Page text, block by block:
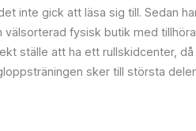
inte gick att läsa sig till. Sedan
fysisk butik med
ställe att ha ett rullskidcenter,
sker till största